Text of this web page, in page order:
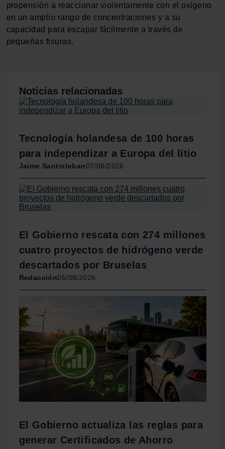
de cookies.
Las cookies de este sitio web se usan para personalizar
nuestros partners de redes sociales, publicidad y análisis
web, quienes pueden combinarla con otra información
que les haya proporcionado o que hayan recopilado a
propensión a reaccionar violentamente con el oxígeno
en un amplio rango de concentraciones y a su
capacidad para escapar fácilmente a través de
pequeñas fisuras.
Noticias relacionadas
Tecnología holandesa de 100 horas
para independizar a Europa del litio
Jaime Santisteban07/08/2026
El Gobierno rescata con 274 millones
cuatro proyectos de hidrógeno verde
descartados por Bruselas
Redacción06/08/2026
El Gobierno actualiza las reglas para
generar Certificados de Ahorro